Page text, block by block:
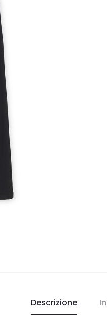
Descrizione